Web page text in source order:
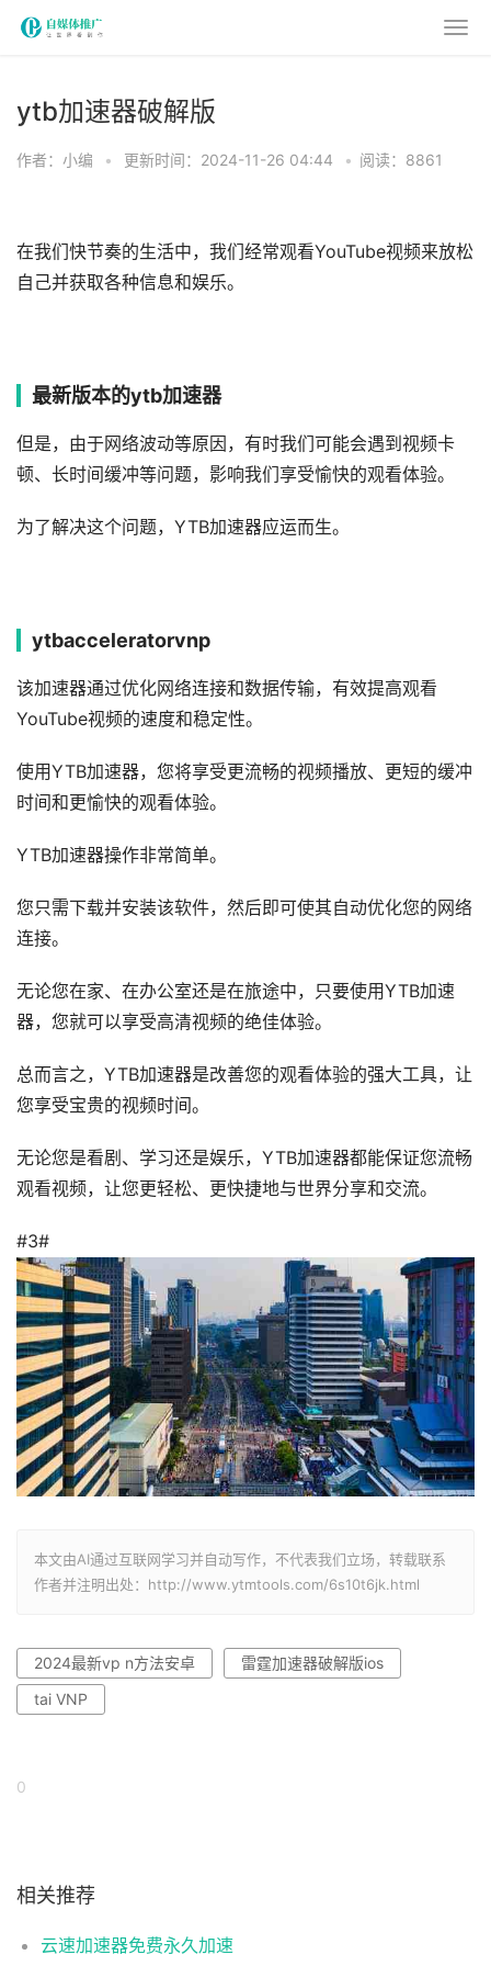
ytb加速器破解版
作者：小编 • 更新时间：2024-11-26 04:44 • 阅读：8861
在我们快节奏的生活中，我们经常观看YouTube视频来放松
自己并获取各种信息和娱乐。
最新版本的ytb加速器
但是，由于网络波动等原因，有时我们可能会遇到视频卡
顿、长时间缓冲等问题，影响我们享受愉快的观看体验。
为了解决这个问题，YTB加速器应运而生。
ytbacceleratorvnp
该加速器通过优化网络连接和数据传输，有效提高观看
YouTube视频的速度和稳定性。
使用YTB加速器，您将享受更流畅的视频播放、更短的缓冲
时间和更愉快的观看体验。
YTB加速器操作非常简单。
您只需下载并安装该软件，然后即可使其自动优化您的网络
连接。
无论您在家、在办公室还是在旅途中，只要使用YTB加速
器，您就可以享受高清视频的绝佳体验。
总而言之，YTB加速器是改善您的观看体验的强大工具，让
您享受宝贵的视频时间。
无论您是看剧、学习还是娱乐，YTB加速器都能保证您流畅
观看视频，让您更轻松、更快捷地与世界分享和交流。
#3#
本文由AI通过互联网学习并自动写作，不代表我们立场，转载联系
作者并注明出处：http://www.ytmtools.com/6s10t6jk.html
2024最新vp n方法安卓
雷霆加速器破解版ios
tai VNP
0
相关推荐
云速加速器免费永久加速